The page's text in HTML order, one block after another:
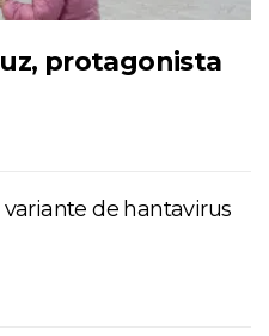
protagonista
de hantavirus